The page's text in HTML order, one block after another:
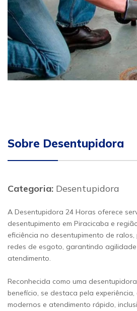
Sobre Desentupidora
Categoria: Desentupidora
A Desentupidora 24 Horas oferece
desentupimento em Piracicaba e
eficiência no desentupimento de
redes de esgoto, garantindo
atendimento.
Reconhecida como uma
benefício, se destaca pela
modernos e atendimento rápido,